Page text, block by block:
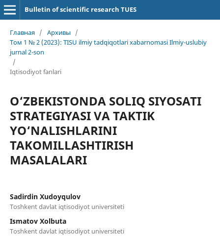
Bulletin of scientific research TUES
Главная / Архивы
/
Том 1 № 2 (2023): TISU ilmiy tadqiqotlari xabarnomasi Ilmiy-uslubiy
jurnal 2-son
/
Iqtisodiyot fanlari
O‘ZBEKISTONDA SOLIQ SIYOSATI
STRATEGIYASI VA TAKTIK
YO‘NALISHLARINI
TAKOMILLASHTIRISH
MASALALARI
Sadirdin Xudoyqulov
Toshkent davlat iqtisodiyot universiteti
Ismatov Xolbuta
Toshkent davlat iqtisodiyot universiteti